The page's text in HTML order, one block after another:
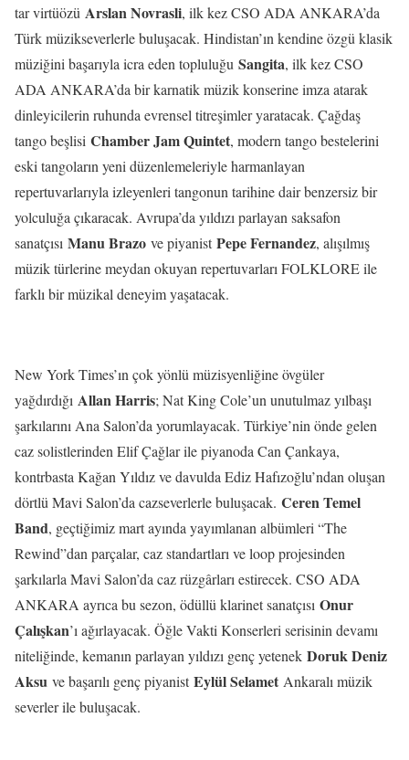
tar virtüözü Arslan Novrasli, ilk kez CSO ADA ANKARA’da
Türk müzikseverlerle buluşacak. Hindistan’ın kendine özgü klasik
müziğini başarıyla icra eden topluluğu Sangita, ilk kez CSO
ADA ANKARA’da bir karnatik müzik konserine imza atarak
dinleyicilerin ruhunda evrensel titreşimler yaratacak. Çağdaş
tango beşlisi Chamber Jam Quintet, modern tango bestelerini
eski tangoların yeni düzenlemeleriyle harmanlayan
repertuvarlarıyla izleyenleri tangonun tarihine dair benzersiz bir
yolculuğa çıkaracak. Avrupa’da yıldızı parlayan saksafon
sanatçısı Manu Brazo ve piyanistPepe Fernandez, alışılmış
müzik türlerine meydan okuyan repertuvarları FOLKLORE ile
farklı bir müzikal deneyim yaşatacak.
New York Times’ın çok yönlü müzisyenliğine övgüler
yağdırdığı Allan Harris; Nat King Cole’un unutulmaz yılbaşı
şarkılarını Ana Salon’da yorumlayacak. Türkiye’nin önde gelen
caz solistlerinden Elif Çağlar ile piyanoda Can Çankaya,
kontrbasta Kağan Yıldız ve davulda Ediz Hafızoğlu’ndan oluşan
dörtlü Mavi Salon’da cazseverlerle buluşacak. Ceren Temel
Band, geçtiğimiz mart ayında yayımlanan albümleri “The
Rewind”dan parçalar, caz standartları ve loop projesinden
şarkılarla Mavi Salon’da caz rüzgârları estirecek. CSO ADA
ANKARA ayrıca bu sezon, ödüllü klarinet sanatçısı Onur
Çalışkan’ı ağırlayacak. Öğle Vakti Konserleri serisinin devamı
niteliğinde, kemanın parlayan yıldızı genç yetenek Doruk Deniz
Aksu ve başarılı genç piyanistEylül Selamet Ankaralı müzik
severler ile buluşacak.